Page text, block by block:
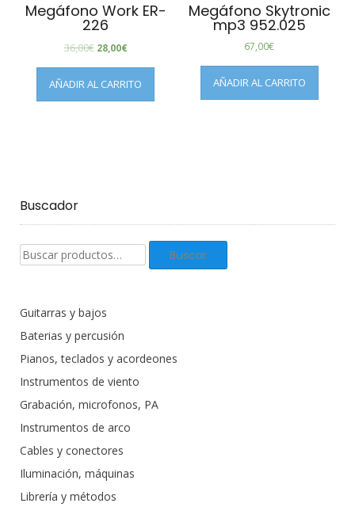
Megáfono Work ER-
226
36,00€ 28,00€
AÑADIR AL CARRITO
Megáfono Skytronic
mp3 952.025
67,00€
AÑADIR AL CARRITO
Buscador
Buscar
productos:
Buscar
Guitarras y bajos
Baterias y percusión
Pianos, teclados y acordeones
Instrumentos de viento
Grabación, microfonos, PA
Instrumentos de arco
Cables y conectores
Iluminación, máquinas
Librería y métodos